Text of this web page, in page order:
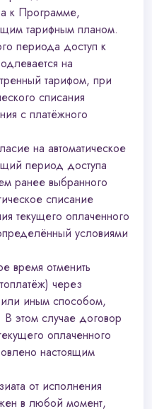
к Программе,
тарифным планом.
периода доступ к
на
тарифом, при
списания
с платёжного
на автоматическое
период доступа
ранее выбранного
списание
текущего оплаченного
условиями
время отменить
через
или иным способом,
этом случае договор
оплаченного
настоящим
от исполнения
в любой момент,